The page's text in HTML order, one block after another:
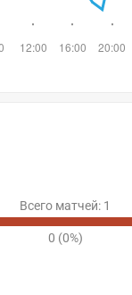
Всего матчей: 1
0 (0%)